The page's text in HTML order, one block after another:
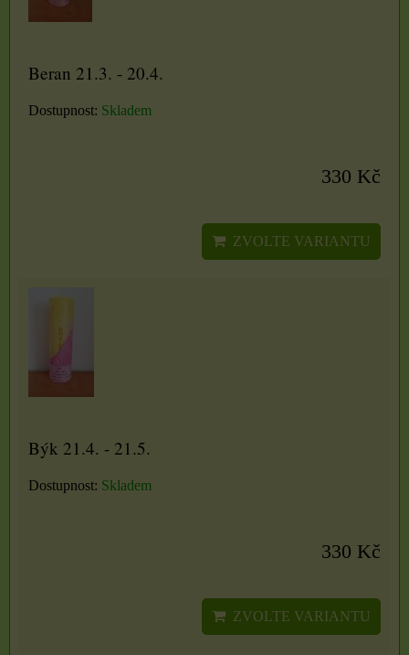
Beran 21.3. - 20.4.
Dostupnost: Skladem
330 Kč
ZVOLTE VARIANTU
Býk 21.4. - 21.5.
Dostupnost: Skladem
330 Kč
ZVOLTE VARIANTU